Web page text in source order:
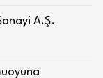
A.Ş.